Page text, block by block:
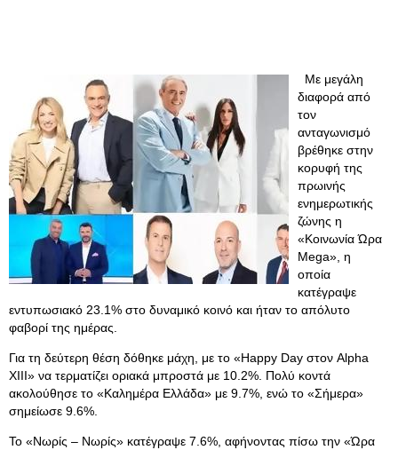
Με μεγάλη
διαφορά από
τον
ανταγωνισμό
βρέθηκε στην
κορυφή της
πρωινής
ενημερωτικής
ζώνης η
«Κοινωνία Ώρα
Mega», η
οποία
κατέγραψε
εντυπωσιακό 23.1% στο δυναμικό κοινό και ήταν το απόλυτο
φαβορί της ημέρας.
Για τη δεύτερη θέση δόθηκε μάχη, με το «Happy Day στον Alpha
XIII» να τερματίζει οριακά μπροστά με 10.2%. Πολύ κοντά
ακολούθησε το «Καλημέρα Ελλάδα» με 9.7%, ενώ το «Σήμερα»
σημείωσε 9.6%.
Το «Νωρίς – Νωρίς» κατέγραψε 7.6%, αφήνοντας πίσω την «Ώρα